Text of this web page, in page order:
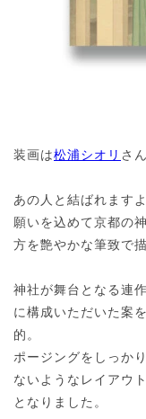
装画は松浦シオリ さん
あの人と結ばれます
願いを込めて京都の
方を艶やかな筆致で
神社が舞台となる連
に構成いただいた案
的。
ポージングをしっか
ないようなレイアウ
となりました。